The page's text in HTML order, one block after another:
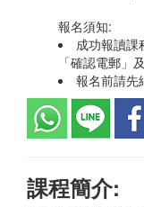
報名須知:
成功報讀課
「確認電郵」
報名前請先
課程簡介: